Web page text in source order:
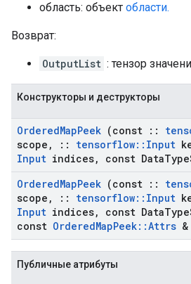
область: объект области.
Возврат:
OutputList : тензор
Конструкторы и деструкторы
OrderedMapPeek (const ::
scope , :: tensorflow:: Input
Input indices, const DataType
OrderedMapPeek (const ::
scope , :: tensorflow:: Input
Input indices, const DataType
const OrderedMapPeek::Attrs
Публичные атрибуты